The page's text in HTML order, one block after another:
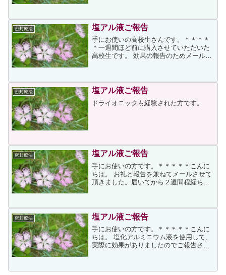
汗をかくのではありませ...
密封療法 塩アル液ご報告
手にお使いの高校生さんです。＊＊＊＊
＊一週間ほど前に購入させていただいた
高校生です。 効果の報告のためメールし
も自分と同じように手汗をかいているも
のだと思って生活して...
密封療法 塩アル液ご報告
ドライオニックも経験された方です。
密封療法 塩アル液ご報告
手にお使いの方です。＊＊＊＊＊こんに
ちは。 お礼と報告を兼ねてメールさせて
頂きました。届いてから２週間程経ちま
とサラサラ感が続いています！わたしの
症状はかなりひどかった...
密封療法 塩アル液ご報告
手にお使いの方です。＊＊＊＊＊こんに
ちは。 塩化アルミニウム液を使用して、
実際に効果がありましたのでご報告させ
りまして、とても喜んでいます。本当に